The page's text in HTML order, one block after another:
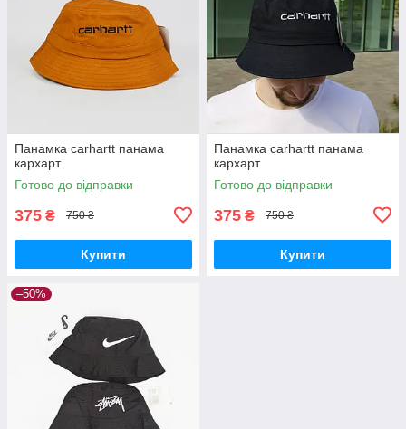
Панамка carhartt панама
кархарт
Готово до відправки
375 ₴ 750 ₴
Купити
Панамка carhartt панама
кархарт
Готово до відправки
375 ₴ 750 ₴
Купити
–50%